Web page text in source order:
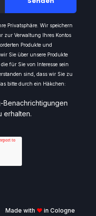
Privatsphäre. Wir speichern
zur Verwaltung Ihres Kontos
Produkte und
Sie über unsere Produkte
für Sie von Interesse sein
sind, dass wir Sie zu
bitte durch ein Häkchen:
Benachrichtigungen
erhalten.
Made with ❤ in Cologne